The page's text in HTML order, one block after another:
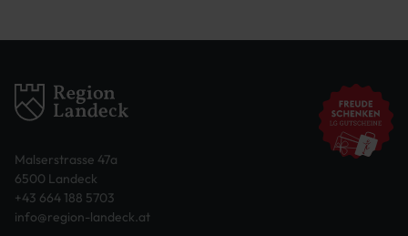
Malserstrasse 47a
6500 Landeck
+43 664 188 5703
info@region-landeck.at